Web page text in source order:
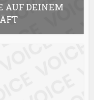
AUF DEINEM